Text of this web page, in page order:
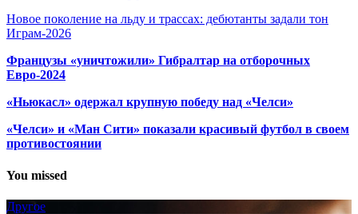
Новое поколение на льду и трассах: дебютанты задали тон
Играм-2026
Французы «уничтожили» Гибралтар на отборочных
Евро-2024
«Ньюкасл» одержал крупную победу над «Челси»
«Челси» и «Ман Сити» показали красивый футбол в своем
противостоянии
You missed
Другое